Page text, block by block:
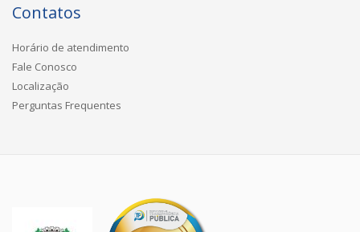
Contatos
Horário de atendimento
Fale Conosco
Localização
Perguntas Frequentes